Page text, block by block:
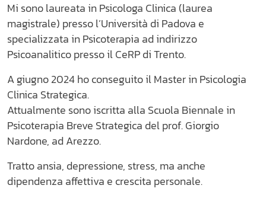
Mi sono laureata in Psicologa Clinica (laurea
magistrale) presso l’Università di Padova e
specializzata in Psicoterapia ad indirizzo
Psicoanalitico presso il CeRP di Trento.
A giugno 2024 ho conseguito il Master in Psicologia
Clinica Strategica.
Attualmente sono iscritta alla Scuola Biennale in
Psicoterapia Breve Strategica del prof. Giorgio
Nardone, ad Arezzo.
Tratto ansia, depressione, stress, ma anche
dipendenza affettiva e crescita personale.